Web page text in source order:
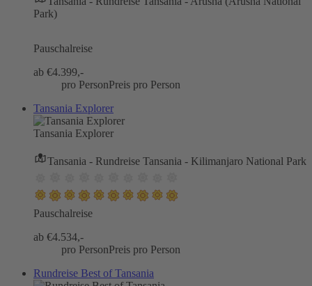
Park)
Pauschalreise
ab €4.399,-
pro PersonPreis pro Person
Tansania Explorer
Tansania Explorer
Tansania - Rundreise Tansania - Kilimanjaro National Park
Pauschalreise
ab €4.534,-
pro PersonPreis pro Person
Rundreise Best of Tansania